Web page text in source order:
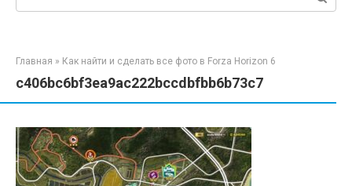
Главная » Как найти и сделать все фото в Forza Horizon 6
c406bc6bf3ea9ac222bccdbfbb6b73c7